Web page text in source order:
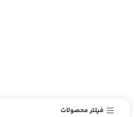
فیلتر محصولات